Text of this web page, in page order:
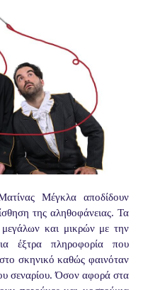
Μέγκλα αποδίδουν
της αληθοφάνειας. Τα
και μικρών με την
έξτρα πληροφορία που
σκηνικό καθώς φαινόταν
σεναρίου. Όσον αφορά στα